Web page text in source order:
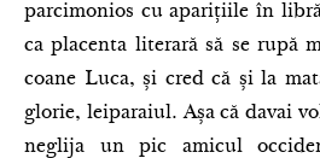
parcimonios cu aparițiile în
ca placenta literară să se rupă
coane Luca, și cred că și la
glorie, leiparaiul. Așa că davai
neglija un pic amicul